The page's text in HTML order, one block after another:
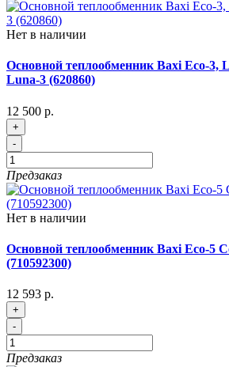
Нет в наличии
Основной теплообменник Baxi Eco-3,
Luna-3 (620860)
12 500 р.
+
-
Предзаказ
Нет в наличии
Основной теплообменник Baxi Eco-5
(710592300)
12 593 р.
+
-
Предзаказ